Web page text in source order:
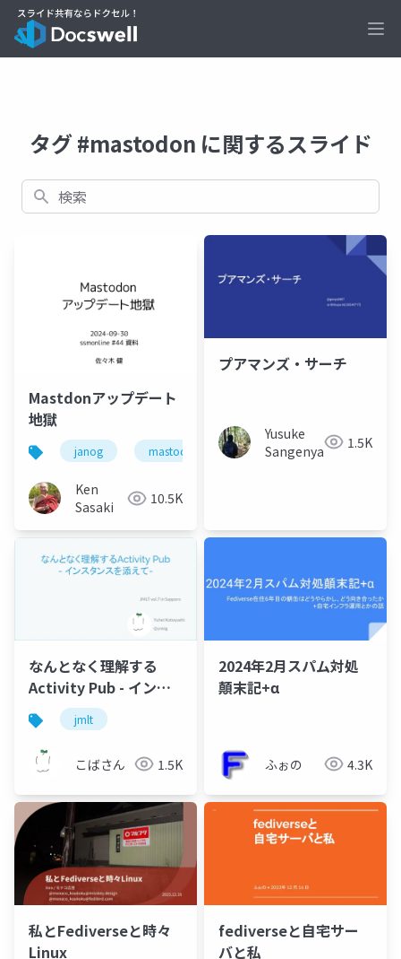
タグ #mastodon に関するスライド
検索
Mastdonアップデート
地獄
janog mastodon chatgpt janogdon
Ken
Sasaki
10.5K
プアマンズ・サーチ
Yusuke
Sangenya
1.5K
なんとなく理解する
Activity Pub - インス
タンスを添えて-
jmlt
こばさん 1.5K
2024年2月スパム対処
顛末記+α
ふぉの 4.3K
私とFediverseと時々
Linux
fediverseと自宅サー
バと私